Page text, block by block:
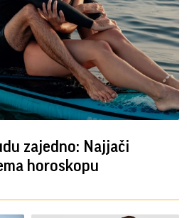
zajedno: Najjači
horoskopu